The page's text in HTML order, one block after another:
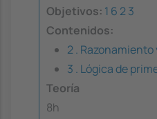
Objetivos: 1 6 23
Contenidos:
2 . Razonamiento
3 . Lógica de
Teoría
8h